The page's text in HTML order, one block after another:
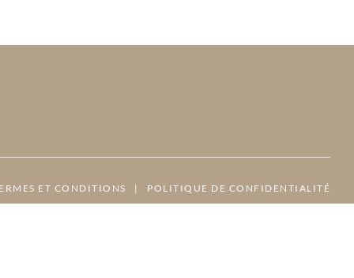
ET CONDITIONS | POLITIQUE DE CONFIDENTIALITÉ